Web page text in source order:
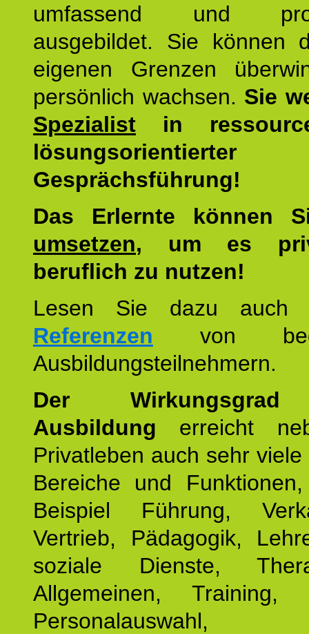
umfassend und
ausgebildet. Sie können
eigenen Grenzen
persönlich wachsen. Sie
Spezialist in
lösungsorientierter
Gesprächsführung!
Das Erlernte können
umsetzen, um es
beruflich zu nutzen!
Lesen Sie dazu
Referenzen von
Ausbildungsteilnehmern.
Der
Ausbildung erreicht
Privatleben auch sehr
Bereiche und
Beispiel Führung,
Vertrieb, Pädagogik,
soziale Dienste,
Allgemeinen, Training,
Personalauswahl,